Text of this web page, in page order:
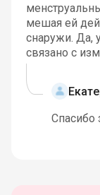
мешая ей
снаружи. Да,
связано с
Спасибо